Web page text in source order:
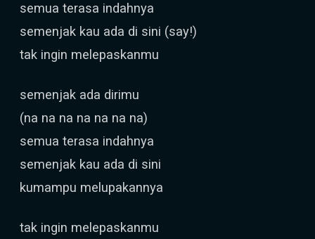
semua terasa indahnya
semenjak kau ada di sini (say!)
tak ingin melepaskanmu
semenjak ada dirimu
(na na na na na na na)
semua terasa indahnya
semenjak kau ada di sini
kumampu melupakannya
tak ingin melepaskanmu